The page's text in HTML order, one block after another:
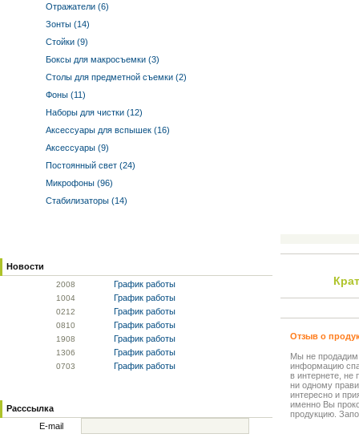
Отражатели (6)
Зонты (14)
Стойки (9)
Боксы для макросъемки (3)
Столы для предметной съемки (2)
Фоны (11)
Наборы для чистки (12)
Аксессуары для вспышек (16)
Аксессуары (9)
Постоянный свет (24)
Микрофоны (96)
Стабилизаторы (14)
Новости
2008 График работы
1004 График работы
0212 График работы
0810 График работы
1908 График работы
1306 График работы
0703 График работы
Расссылка
E-mail
Отзыв о
Мы не
информацию
в интернете, не
ни одному
интересно и
именно Вы
продукцию.